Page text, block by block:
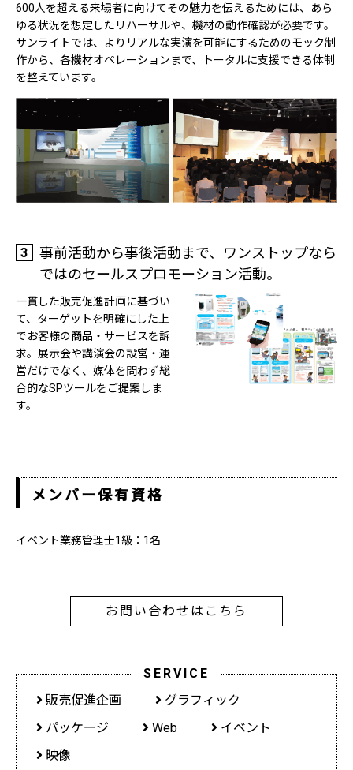
600人を超える来場者に向けてその魅力を伝えるためには、あら
ゆる状況を想定したリハーサルや、機材の動作確認が必要です。
サンライトでは、よりリアルな実演を可能にするためのモック制
作から、各機材オペレーションまで、トータルに支援できる体制
を整えています。
3
事前活動から事後活動まで、ワンストップなら
ではのセールスプロモーション活動。
一貫した販売促進計画に基づい
て、ターゲットを明確にした上
でお客様の商品・サービスを訴
求。展示会や講演会の設営・運
営だけでなく、媒体を問わず総
合的なSPツールをご提案しま
す。
メンバー保有資格
イベント業務管理士1級：1名
お問い合わせはこちら
SERVICE
販売促進企画
グラフィック
パッケージ
Web
イベント
映像